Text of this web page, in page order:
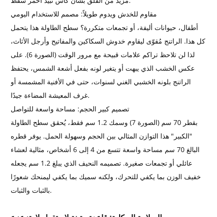
مقاوم للخدش ويدوم طويلاً: مصمم للاستخدام اليومي
أطفال، حيوانات أليفة، أو تجمعات متكررة؟ سطح الطاولة هذا يتحمل
كل هذا. الراتنج مُقوّى ليقاوم خدوش السكاكين والمفاتيح وأرجل الأثاث،
لذا لن تلاحظ تراكم علامات قبيحة مع مرور الوقت (الصورة 6). على
عكس الخشب الذي يبهت أو يتغير لونه بفعل أشعة الشمس، يحتفظ
الراتنج بلونه الخشبي الغني لسنوات، حتى في الأفنية المشمسة أو
غرف المعيشة المضاءة جيدًا.
تصميم كبير الحجم: مساحة واسعة للتواصل
بقطر 70 سم (الصورة 7) وسمك 1.2 سم فقط، يُحقق سطح الطاولة
"الكبير" هذا التوازن المثالي بين الحجم وسهولة الحمل. يوفر قطره
البالغ 70 سم مساحة واسعة تتسع من 4 إلى 6 أشخاص، مثالية لعشاء
عائلي أو تجمعات صغيرة. تصميمه النحيف الذي يبلغ 1.2 سم يجعله
خفيف الوزن بما يكفي للتحرك، ولكنه سميك بما يكفي ليمنحك شعورًا
بالثبات والثبات.